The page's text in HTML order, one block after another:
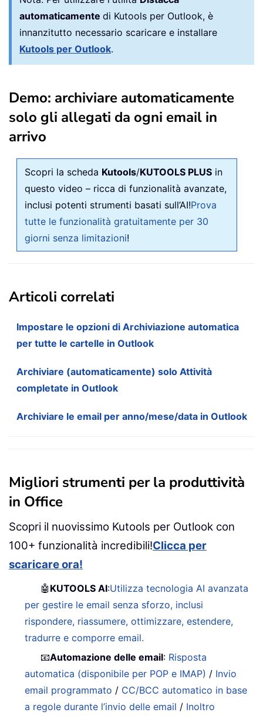
automaticamente di Kutools per Outlook, è
innanzitutto necessario scaricare e installare
Kutools per Outlook.
Demo: archiviare automaticamente
solo gli allegati da ogni email in
arrivo
Scopri la scheda Kutools/KUTOOLS PLUS in
questo video – ricca di funzionalità avanzate,
inclusi potenti strumenti basati sull’AI!Prova
tutte le funzionalità gratuitamente per 30
giorni senza limitazioni!
Articoli correlati
Impostare le opzioni di Archiviazione automatica
per tutte le cartelle in Outlook
Archiviare (automaticamente) solo Attività
completate in Outlook
Archiviare le email per anno/mese/data in Outlook
Migliori strumenti per la produttività
in Office
Scopri il nuovissimo Kutools per Outlook con
100+ funzionalità incredibili!Clicca per
scaricare ora!
🤖 KUTOOLS AI:Utilizza tecnologia AI avanzata
per gestire le email senza sforzo, inclusi
rispondere, riassumere, ottimizzare, estendere,
tradurre e comporre email.
📧Automazione delle email: Risposta
automatica (disponibile per POP e IMAP) / Invio
email programmato / CC/BCC automatico in base
a regole durante l’invio delle email / Inoltro